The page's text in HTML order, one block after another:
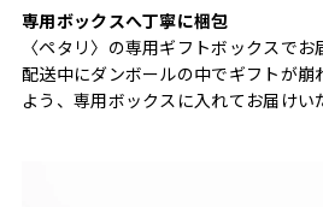
専用ボックスへ丁寧に梱包
〈ペタリ〉の専用ギフトボックスでお
配送中にダンボールの中でギフトが崩
よう、専用ボックスに入れてお届けい